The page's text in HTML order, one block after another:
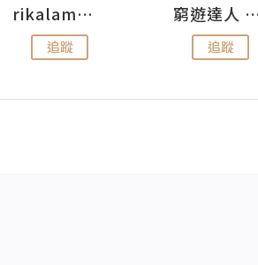
rikalammm
追蹤
窮遊達人
追蹤